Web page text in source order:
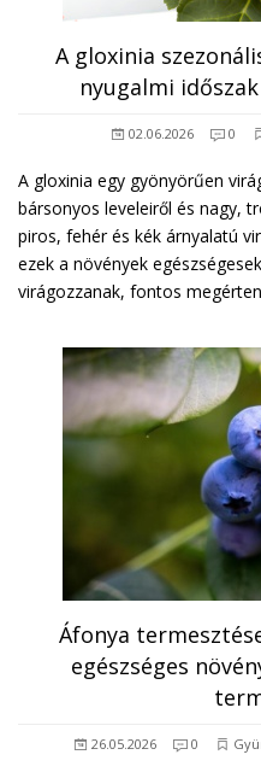
A gloxinia
nyugalmi
02.06.2026 0
A gloxinia egy gyönyörűen
bársonyos leveleiről és nagy,
piros, fehér és kék árnyalatú
ezek a növények
virágozzanak, fontos
Áfonya
egészséges
26.05.2026 0